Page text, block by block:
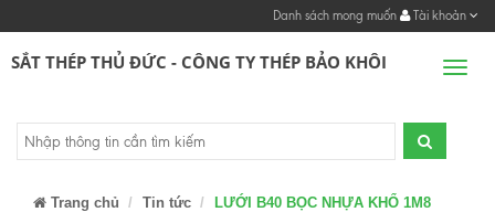
Danh sách mong muốn Tài khoản
SẮT THÉP THỦ ĐỨC - CÔNG TY THÉP BẢO KHÔI
Trang chủ Tin tức LƯỚI B40 BỌC NHỰA KHỔ 1M8